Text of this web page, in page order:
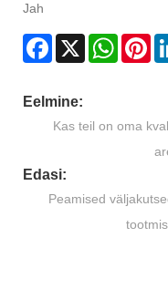
Jah
Facebook
X
Eelmine:
Kas teil on oma
Edasi:
Peamised